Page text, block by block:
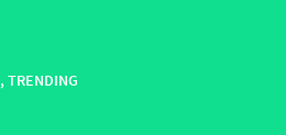
, TRENDING